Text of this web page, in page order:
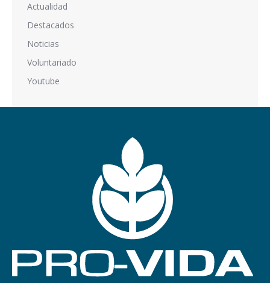
Actualidad
Destacados
Noticias
Voluntariado
Youtube